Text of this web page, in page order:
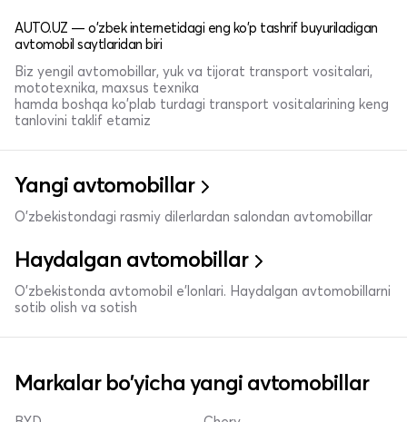
AUTO.UZ — o'zbek internetidagi eng ko'p tashrif buyuriladigan
avtomobil saytlaridan biri
Biz yengil avtomobillar, yuk va tijorat transport vositalari,
mototexnika, maxsus texnika
hamda boshqa ko'plab turdagi transport vositalarining keng
tanlovini taklif etamiz
Yangi avtomobillar
O'zbekistondagi rasmiy dilerlardan salondan avtomobillar
Haydalgan avtomobillar
O'zbekistonda avtomobil e’lonlari. Haydalgan avtomobillarni
sotib olish va sotish
Markalar bo'yicha yangi avtomobillar